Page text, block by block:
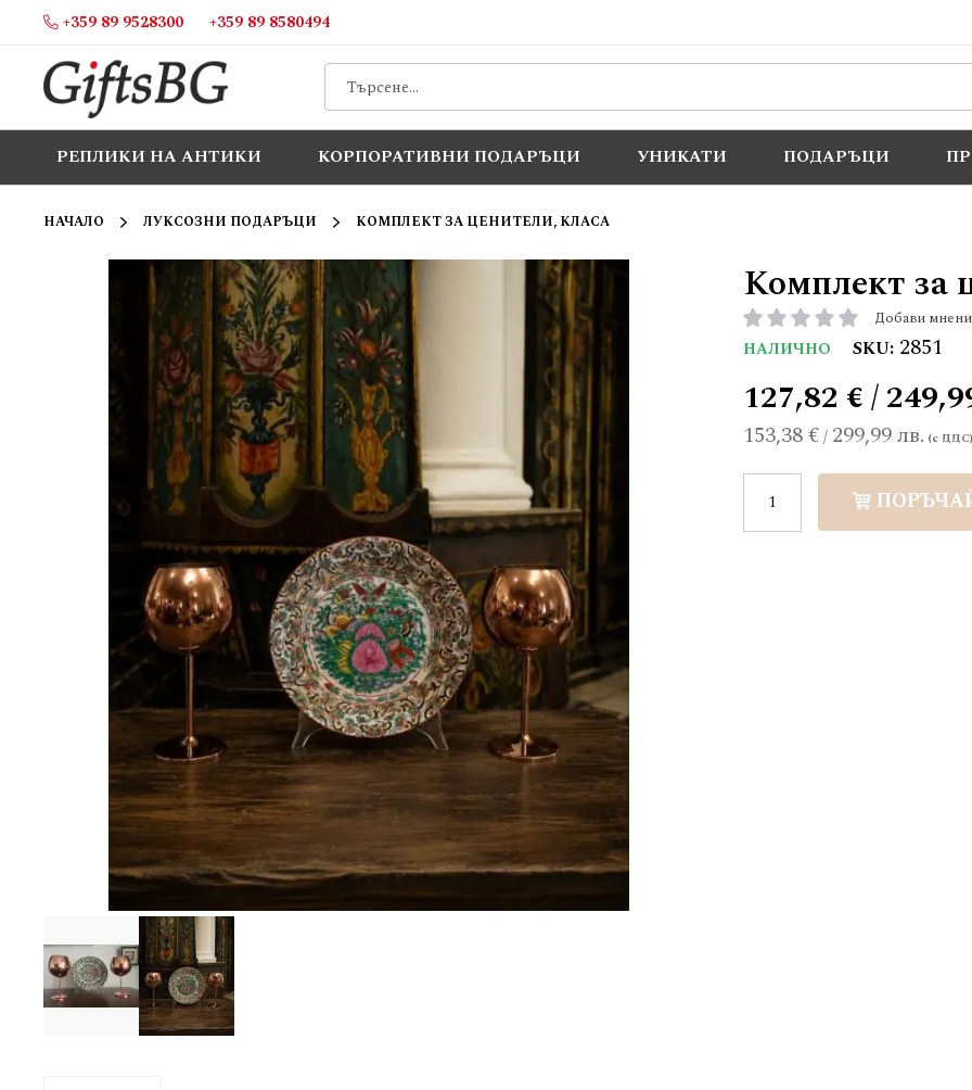
Прескачане
съдържанието
+359 89 9528300 +359 89 8580494
РЕПЛИКИ НА АНТИКИ КОРПОРАТИВНИ ПОДАРЪЦИ УНИКАТИ ПОДАРЪЦИ
НАЧАЛО ЛУКСОЗНИ ПОДАРЪЦИ КОМПЛЕКТ ЗА ЦЕНИТЕЛИ, КЛАСА
Комплект за
рейтинг: Добави
НАЛИЧНО SKU 2851
153,38 €/ 299,99 лв.
127,82 € /